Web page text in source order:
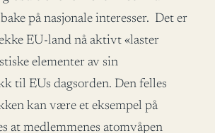
på nasjonale interesser. Det er
EU-land nå aktivt «laster
elementer av sin
til EUs dagsorden. Den felles
kan være et eksempel på
at medlemmenes atomvåpen